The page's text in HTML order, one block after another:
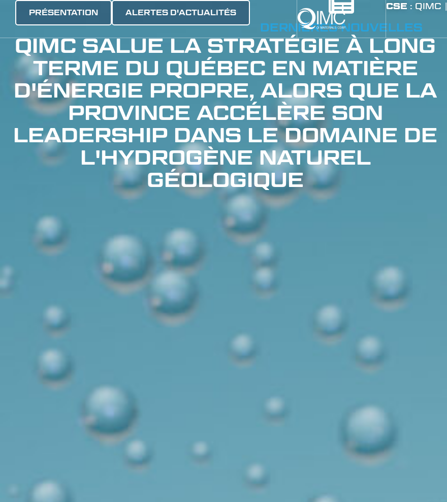
PRÉSENTATION ALERTES D'ACTUALITÉS
CSE : QIMC |
DERNIÈRES NOUVELLES
QIMC SALUE LA STRATÉGIE À LONG
TERME DU QUÉBEC EN MATIÈRE
D'ÉNERGIE PROPRE, ALORS QUE LA
PROVINCE ACCÉLÈRE SON
LEADERSHIP DANS LE DOMAINE DE
L'HYDROGÈNE NATUREL
GÉOLOGIQUE